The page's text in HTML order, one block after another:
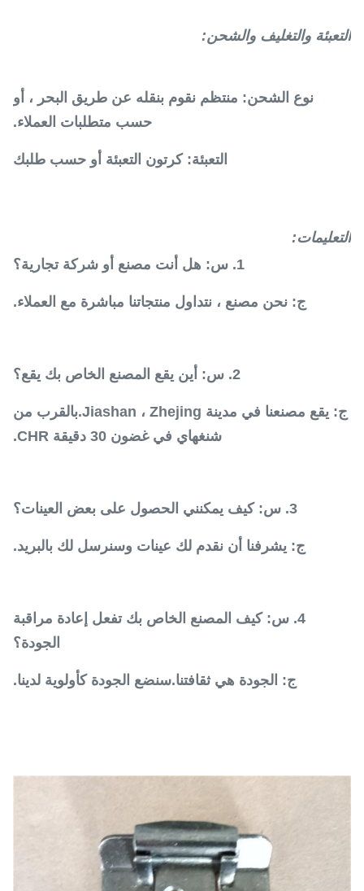
التعبئة والتغليف والشحن:
نوع الشحن: منتظم نقوم بنقله عن طريق البحر ، أو
حسب متطلبات العملاء.
التعبئة: كرتون التعبئة أو حسب طلبك
التعليمات:
1. س: هل أنت مصنع أو شركة تجارية؟
ج: نحن مصنع ، نتداول منتجاتنا مباشرة مع العملاء.
2. س: أين يقع المصنع الخاص بك يقع؟
ج: يقع مصنعنا في مدينة Jiashan ، Zhejing.بالقرب من
شنغهاي في غضون 30 دقيقة CHR.
3. س: كيف يمكنني الحصول على بعض العينات؟
ج: يشرفنا أن نقدم لك عينات وسنرسل لك بالبريد.
4. س: كيف المصنع الخاص بك تفعل إعادة مراقبة
الجودة؟
ج: الجودة هي ثقافتنا.سنضع الجودة كأولوية لدينا.